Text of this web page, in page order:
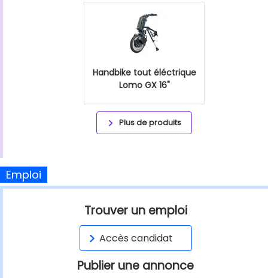
Handbike tout éléctrique
Lomo GX 16"
Plus de produits
Emploi
Trouver un emploi
Accès candidat
Publier une annonce